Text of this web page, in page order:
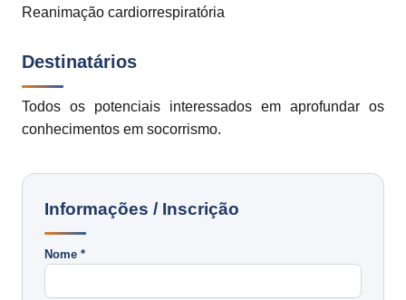
Reanimação cardiorrespiratória
Destinatários
Todos os potenciais interessados em aprofundar os
conhecimentos em socorrismo.
Informações / Inscrição
Nome *